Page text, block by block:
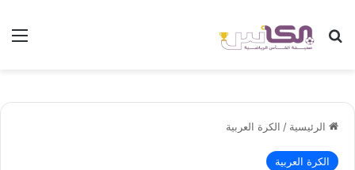
بحث عن
الرئيسية / الكرة العربية
الكرة العربية